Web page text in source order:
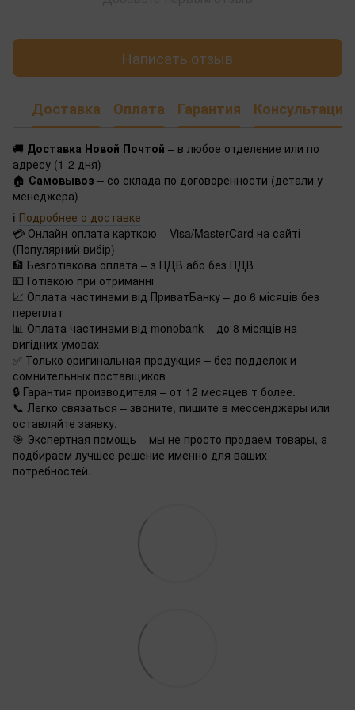
Написать отзыв
Доставка Оплата Гарантия Консультация
🚚 Доставка Новой Почтой – в любое отделение или по
адресу (1-2 дня)
🏠 Самовывоз – со склада по договоренности (детали у
менеджера)
ℹ️ Подробнее о доставке
💳 Онлайн-оплата карткою – Visa/MasterCard на сайті
(Популярний вибір)
🏦 Безготівкова оплата – з ПДВ або без ПДВ
💵 Готівкою при отриманні
📈 Оплата частинами від ПриватБанку – до 6 місяців без
переплат
📊 Оплата частинами від monobank – до 8 місяців на
вигідних умовах
✅ Только оригинальная продукция – без подделок и
сомнительных поставщиков
🔒 Гарантия производителя – от 12 месяцев т более.
📞 Легко связаться – звоните, пишите в мессенджеры или
оставляйте заявку.
🎯 Экспертная помощь – мы не просто продаем товары, а
подбираем лучшее решение именно для ваших
потребностей.